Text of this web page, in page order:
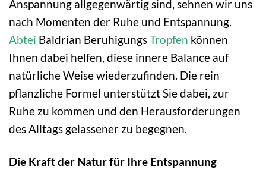
Anspannung allgegenwärtig sind, sehnen wir uns
nach Momenten der Ruhe und Entspannung.
Abtei Baldrian BeruhigungsTropfen können
Ihnen dabei helfen, diese innere Balance auf
natürliche Weise wiederzufinden. Die rein
pflanzliche Formel unterstützt Sie dabei, zur
Ruhe zu kommen und den Herausforderungen
des Alltags gelassener zu begegnen.
Die Kraft der Natur für Ihre Entspannung